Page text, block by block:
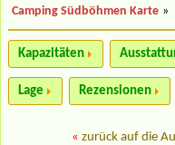
Camping Südböhmen Karte »
Kapazitäten
Lage Rezensionen
« zurück auf die